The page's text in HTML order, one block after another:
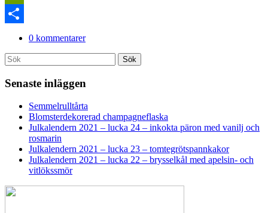
Link
PrintFriendly
0 kommentarer
Search
for:
Sök
Senaste inläggen
Semmelrulltårta
Blomsterdekorerad champagneflaska
Julkalendern 2021 – lucka 24 – inkokta päron med vanilj och
rosmarin
Julkalendern 2021 – lucka 23 – tomtegrötspannkakor
Julkalendern 2021 – lucka 22 – brysselkål med apelsin- och
vitlökssmör